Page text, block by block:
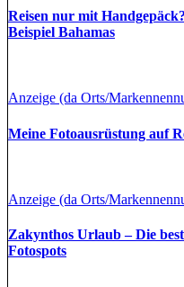
Reisen nur mit
Beispiel Bahamas
Anzeige (da Orts/
Meine Fotoausrüstung auf
Anzeige (da Orts/
Zakynthos Urlaub – Die
Fotospots